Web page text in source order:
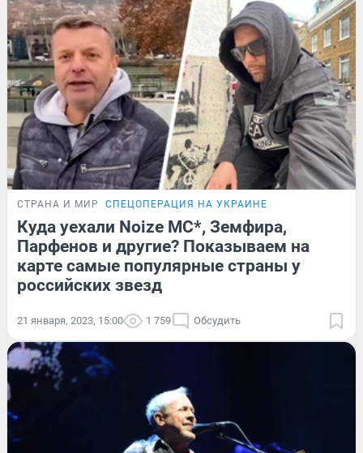
СТРАНА И МИР СПЕЦОПЕРАЦИЯ НА УКРАИНЕ
Куда уехали Noize MC*, Земфира,
Парфенов и другие? Показываем на
карте самые популярные страны у
российских звезд
21 января, 2023, 15:00 1 759 Обсудить